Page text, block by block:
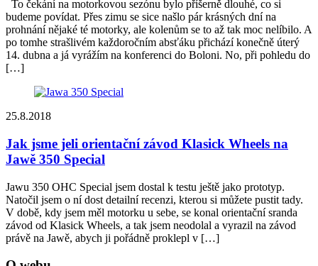
To čekání na motorkovou sezónu bylo příšerně dlouhé, co si
budeme povídat. Přes zimu se sice našlo pár krásných dní na
prohnání nějaké té motorky, ale kolenům se to až tak moc nelíbilo. A
po tomhe strašlivém každoročním absťáku přichází konečně úterý
14. dubna a já vyrážím na konferenci do Boloni. No, při pohledu do
[…]
25.8.2018
Jak jsme jeli orientační závod Klasick Wheels na
Jawě 350 Special
Jawu 350 OHC Special jsem dostal k testu ještě jako prototyp.
Natočil jsem o ní dost detailní recenzi, kterou si můžete pustit tady.
V době, kdy jsem měl motorku u sebe, se konal orientační sranda
závod od Klasick Wheels, a tak jsem neodolal a vyrazil na závod
právě na Jawě, abych ji pořádně proklepl v […]